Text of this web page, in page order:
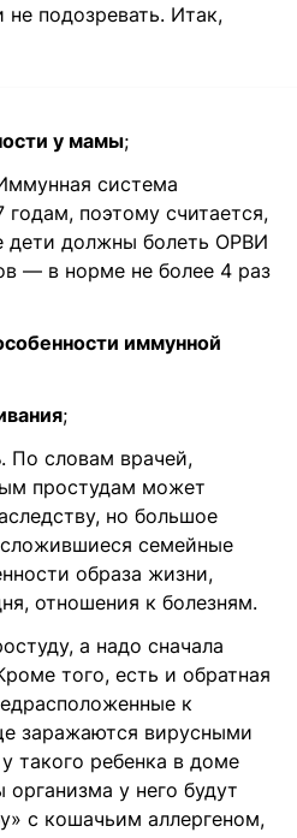
подозревать. Итак,
у мамы;
система
поэтому считается,
дети должны болеть ОРВИ
— в норме не более 4 раз
иммунной
;
. По словам врачей,
простудам может
но большое
семейные
образа жизни,
отношения к болезням.
а надо сначала
того, есть и обратная
к
заражаются вирусными
такого ребенка в доме
у него будут
с кошачьим аллергеном,